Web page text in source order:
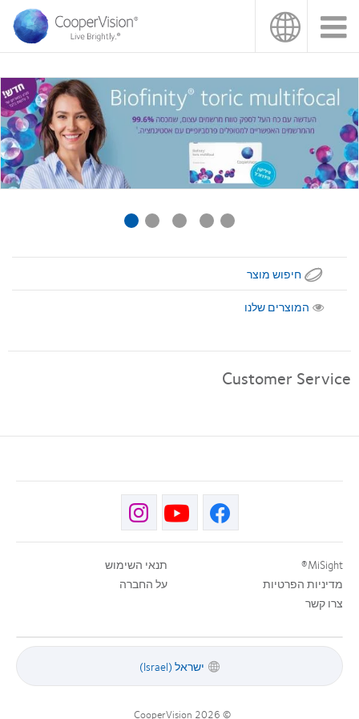
לתוכן
העיקרי
חיפוש מוצר
המוצרים שלנו
Customer Service
MiSight®
מדיניות הפרטיות
צרו קשר
תנאי השימוש
על החברה
ישראל (Israel)
© 2026
CooperVision